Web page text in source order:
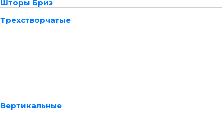
Шторы Бриз
Трехстворчатые
Вертикальные